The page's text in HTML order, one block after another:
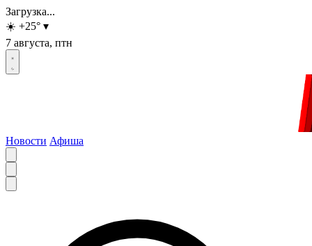
Загрузка...
☀️ +25° ▾
7 августа, птн
Новости Афиша